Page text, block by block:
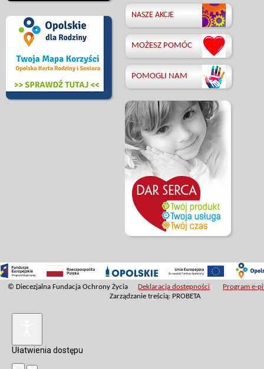
NASZE AKCJE
MOŻESZ POMÓC
POMOGLI NAM
© Diecezjalna Fundacja Ochrony Życia Deklaracja dostępności
Program e-
Zarządzanie treścią: PROBETA
Ułatwienia dostępu